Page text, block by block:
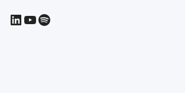
LinkedIn
YouTube
Spotify